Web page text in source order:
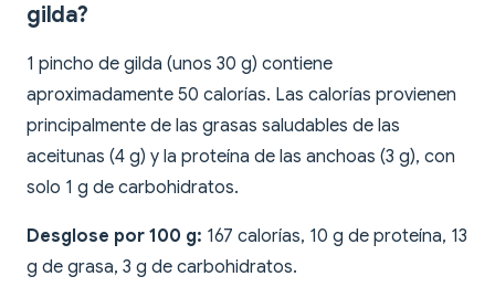
gilda?
1 pincho de gilda (unos 30 g) contiene
aproximadamente 50 calorías. Las calorías provienen
principalmente de las grasas saludables de las
aceitunas (4 g) y la proteína de las anchoas (3 g), con
solo 1 g de carbohidratos.
Desglose por 100 g: 167 calorías, 10 g de proteína, 13
g de grasa, 3 g de carbohidratos.